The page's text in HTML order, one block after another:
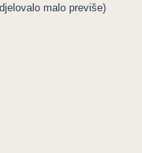
malo previše)